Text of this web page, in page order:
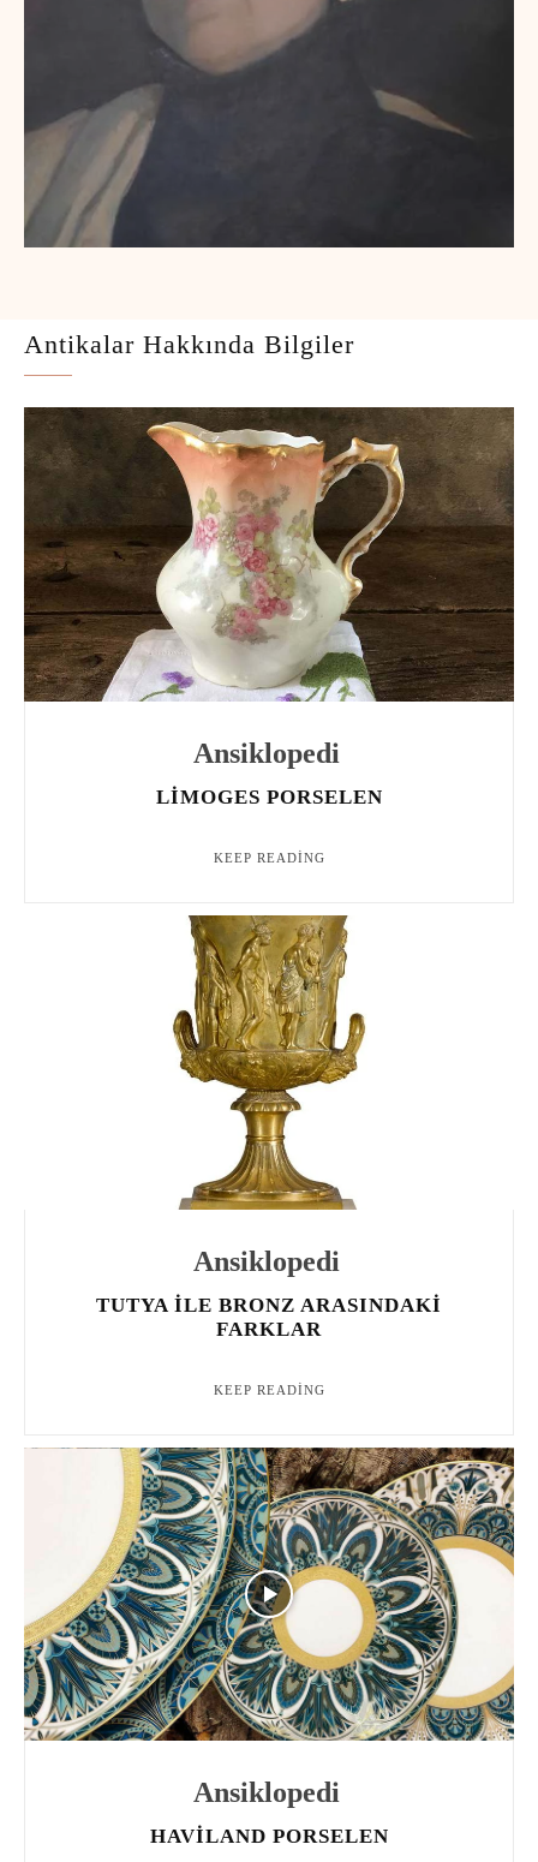
Antikalar Hakkında Bilgiler
Ansiklopedi
LIMOGES PORSELEN
KEEP READING
Ansiklopedi
TUTYA ILE BRONZ ARASINDAKI
FARKLAR
KEEP READING
Ansiklopedi
HAVILAND PORSELEN